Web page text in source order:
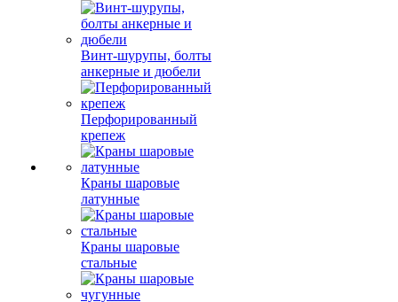
Винт-шурупы, болты
анкерные и дюбели
Перфорированный
крепеж
Краны шаровые
латунные
Краны шаровые
стальные